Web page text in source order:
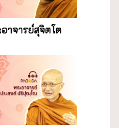
าจารย์สุจิตโต